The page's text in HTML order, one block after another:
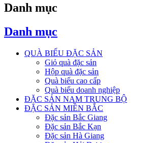
Danh mục
Danh mục
QUÀ BIẾU ĐẶC SẢN
Giỏ quà đặc sản
Hộp quà đặc sản
Quà biếu cao cấp
Quà biếu doanh nghiệp
ĐẶC SẢN NAM TRUNG BỘ
ĐẶC SẢN MIỀN BẮC
Đặc sản Bắc Giang
Đặc sản Bắc Kạn
Đặc sản Hà Giang